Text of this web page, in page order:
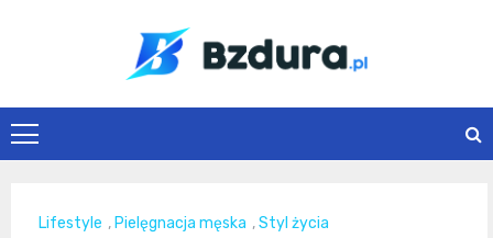
Bzdura.pl
Lifestyle , Pielęgnacja męska ,Styl życia